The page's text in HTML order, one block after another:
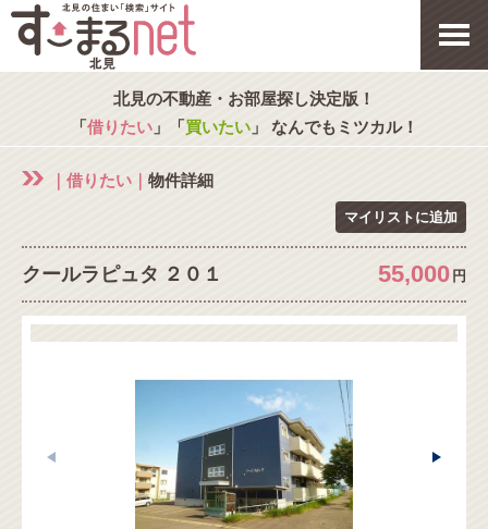
北見の不動産・お部屋探し決定版！
「借りたい」「買いたい」 なんでもミツカル！
｜借りたい｜ 物件詳細
マイリストに追加
クールラピュタ ２０１ 55,000 円